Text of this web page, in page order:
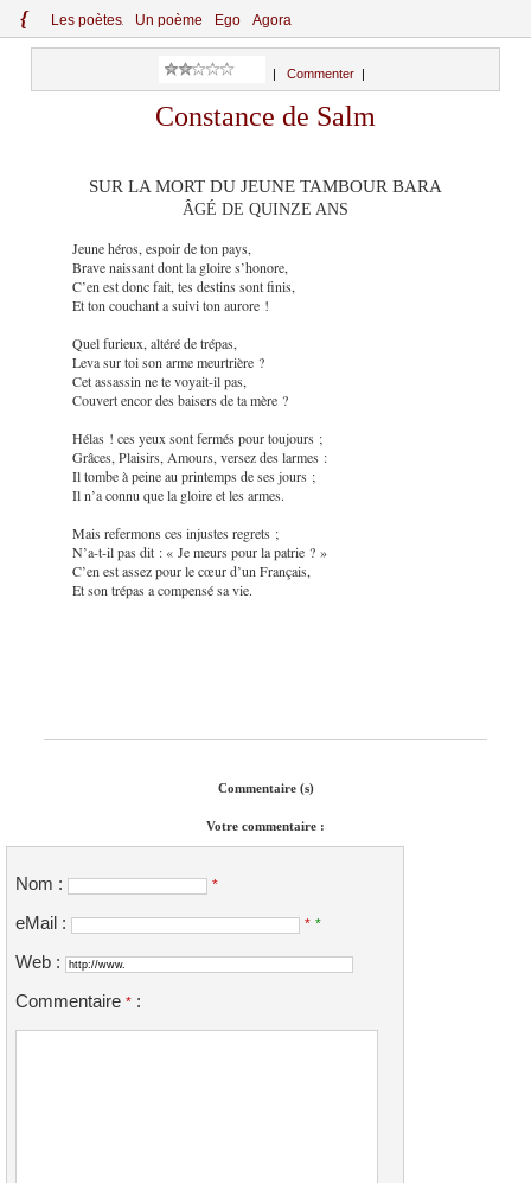
{ Les poètes Un poème Ego Agora
Commenter
Constance de Salm
SUR LA MORT DU JEUNE TAMBOUR BARA
ÂGÉ DE QUINZE ANS
Jeune héros, espoir de ton pays,
Brave naissant dont la gloire s’honore,
C’en est donc fait, tes destins sont finis,
Et ton couchant a suivi ton aurore !
Quel furieux, altéré de trépas,
Leva sur toi son arme meurtrière ?
Cet assassin ne te voyait-il pas,
Couvert encor des baisers de ta mère ?
Hélas ! ces yeux sont fermés pour toujours ;
Grâces, Plaisirs, Amours, versez des larmes :
Il tombe à peine au printemps de ses jours ;
Il n’a connu que la gloire et les armes.
Mais refermons ces injustes regrets ;
N’a-t-il pas dit : « Je meurs pour la patrie ? »
C’en est assez pour le cœur d’un Français,
Et son trépas a compensé sa vie.
Commentaire (s)
Votre commentaire :
Nom : *
eMail : * *
Web :
Commentaire * :